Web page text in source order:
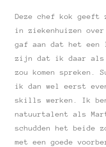
Deze chef kok
in ziekenhuizen
gaf aan dat het een
zijn dat ik daar als
zou komen spreken.
ik dan wel eerst
skills werken. Ik
natuurtalent als
schudden het beide
met een goede